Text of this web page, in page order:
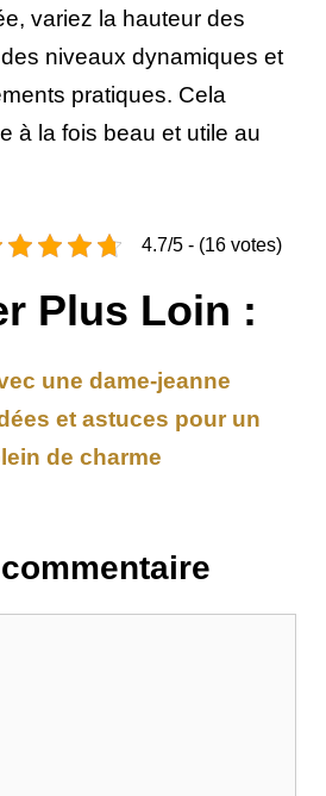
variez la hauteur des
niveaux dynamiques et
pratiques. Cela
à la fois beau et utile au
4.7/5 - (16 votes)
Plus Loin :
une dame-jeanne
et astuces pour un
de charme